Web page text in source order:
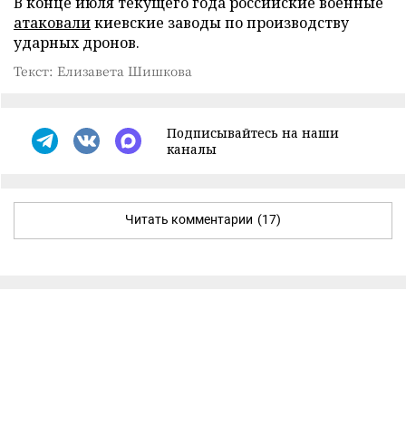
атаковаликиевские заводы по производству
ударных дронов.
Текст: Елизавета Шишкова
Подписывайтесь на наши
каналы
Читать комментарии (17)